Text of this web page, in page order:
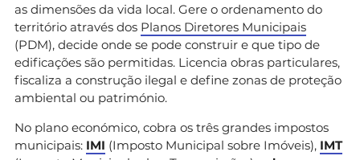
as dimensões da vida local. Gere o ordenamento do
território através dos Planos Diretores Municipais
(PDM), decide onde se pode construir e que tipo de
edificações são permitidas. Licencia obras particulares,
fiscaliza a construção ilegal e define zonas de proteção
ambiental ou património.
No plano económico, cobra os três grandes impostos
municipais: IMI (Imposto Municipal sobre Imóveis), IMT